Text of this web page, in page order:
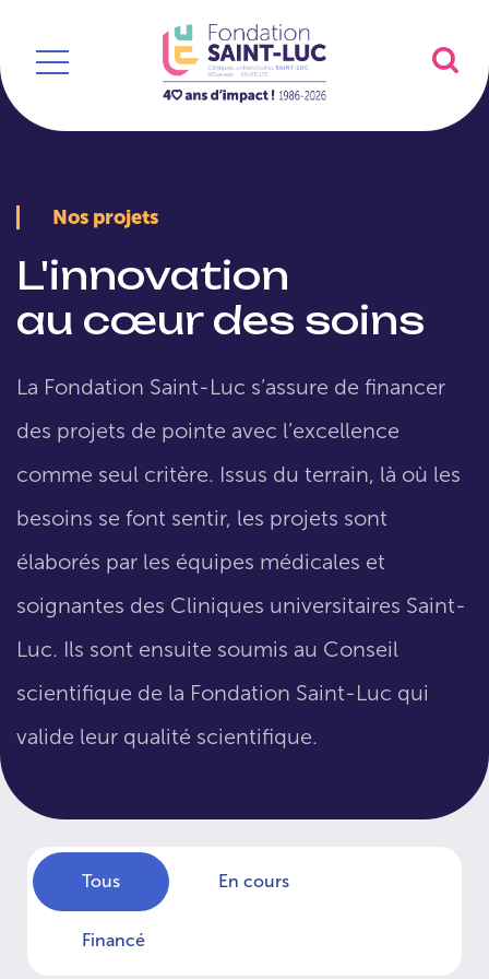
Nos projets
L'innovation
au cœur des soins
La Fondation Saint-Luc s’assure de financer
des projets de pointe avec l’excellence
comme seul critère. Issus du terrain, là où les
besoins se font sentir, les projets sont
élaborés par les équipes médicales et
soignantes des Cliniques universitaires Saint-
Luc. Ils sont ensuite soumis au Conseil
scientifique de la Fondation Saint-Luc qui
valide leur qualité scientifique.
Tous En cours
Financé